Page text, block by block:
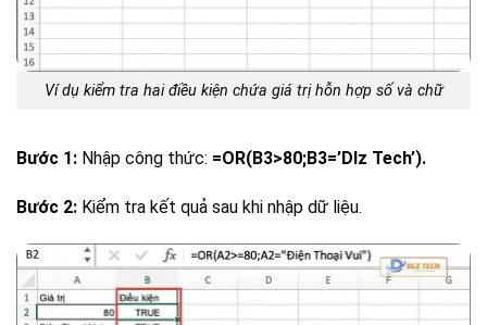
Ví dụ kiểm tra hai điều kiện chứa giá trị hỗn hợp số và chữ
Bước 1: Nhập công thức: =OR(B3>80;B3=’Dlz Tech’).
Bước 2: Kiểm tra kết quả sau khi nhập dữ liệu.